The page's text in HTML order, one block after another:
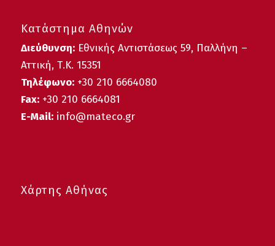
Κατάστημα Αθηνών
Διεύθυνση:Εθνικής Αντιστάσεως 59, Παλλήνη –
Αττική, Τ.Κ. 15351
Τηλέφωνο: +30 210 6664080
Fax:+30 210 6664081
E-Mail: info@mateco.gr
Χάρτης Αθήνας